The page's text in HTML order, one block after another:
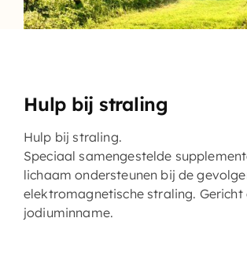
Hulp bij straling
Hulp bij straling.
Speciaal samengestelde
lichaam ondersteunen bij de
elektromagnetische straling. Gericht
jodiuminname.